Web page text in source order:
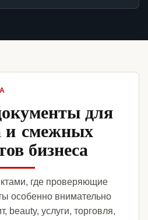
для
и смежных
бизнеса
где проверяющие
особенно внимательно
beauty, услуги, торговля,